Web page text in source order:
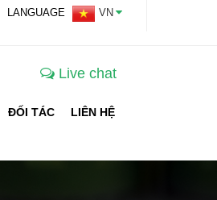
LANGUAGE VN
Live chat
ĐỐI TÁC LIÊN HỆ